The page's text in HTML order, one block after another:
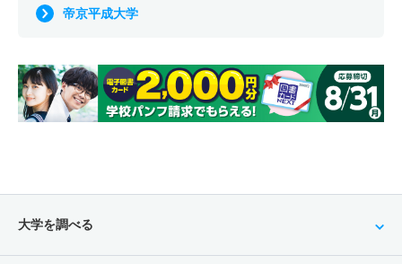
帝京平成大学
大学を調べる